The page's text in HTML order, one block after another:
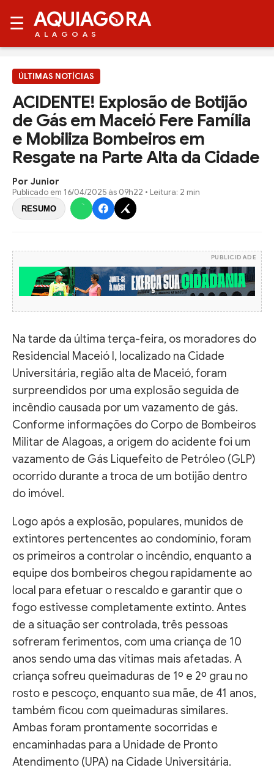
☰ AQUIAG RA
ALAGOAS
ÚLTIMAS NOTÍCIAS
ACIDENTE! Explosão de Botijão
de Gás em Maceió Fere Família
e Mobiliza Bombeiros em
Resgate na Parte Alta da Cidade
Por Junior
Publicado em 16/04/2025 às 09h22 • Leitura: 2 min
RESUMO
PUBLICIDADE
Na tarde da última terça-feira, os moradores do
Residencial Maceió I, localizado na Cidade
Universitária, região alta de Maceió, foram
surpreendidos por uma explosão seguida de
incêndio causada por um vazamento de gás.
Conforme informações do Corpo de Bombeiros
Militar de Alagoas, a origem do acidente foi um
vazamento de Gás Liquefeito de Petróleo (GLP)
ocorrido durante a troca de um botijão dentro
do imóvel.
Logo após a explosão, populares, munidos de
extintores pertencentes ao condomínio, foram
os primeiros a controlar o incêndio, enquanto a
equipe dos bombeiros chegou rapidamente ao
local para efetuar o rescaldo e garantir que o
fogo estivesse completamente extinto. Antes
de a situação ser controlada, três pessoas
sofreram ferimentos, com uma criança de 10
anos sendo uma das vítimas mais afetadas. A
criança sofreu queimaduras de 1º e 2º grau no
rosto e pescoço, enquanto sua mãe, de 41 anos,
também ficou com queimaduras similares.
Ambas foram prontamente socorridas e
encaminhadas para a Unidade de Pronto
Atendimento (UPA) na Cidade Universitária.